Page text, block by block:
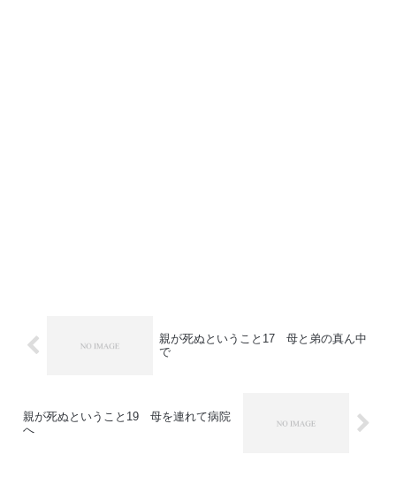
親が死ぬということ17 母と弟の真ん中
で
親が死ぬということ19 母を連れて病院
へ